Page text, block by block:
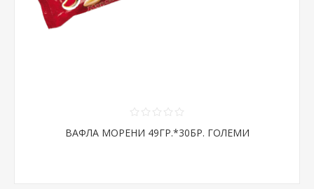
ВАФЛА МОРЕНИ 49ГР.*30БР. ГОЛЕМИ